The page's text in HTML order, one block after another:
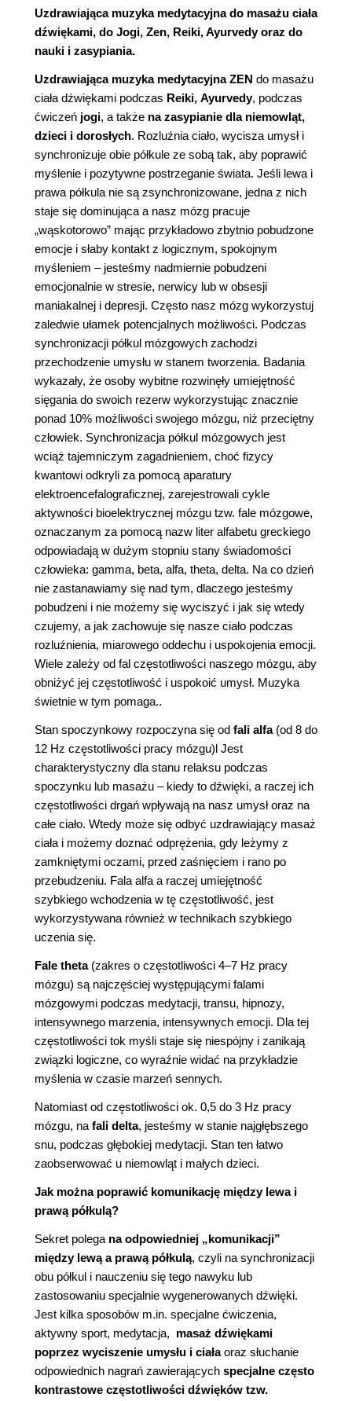
Uzdrawiająca muzyka medytacyjna do masażu ciała
dźwiękami, do Jogi, Zen, Reiki, Ayurvedy oraz do
nauki i zasypiania.
Uzdrawiająca muzyka medytacyjna ZEN do masażu
ciała dźwiękami podczas Reiki, Ayurvedy, podczas
ćwiczeń jogi, a także na zasypianie dla niemowląt,
dzieci i dorosłych. Rozluźnia ciało, wycisza umysł i
synchronizuje obie półkule ze sobą tak, aby poprawić
myślenie i pozytywne postrzeganie świata. Jeśli lewa i
prawa półkula nie są zsynchronizowane, jedna z nich
staje się dominująca a nasz mózg pracuje
„wąskotorowo” mając przykładowo zbytnio pobudzone
emocje i słaby kontakt z logicznym, spokojnym
myśleniem – jesteśmy nadmiernie pobudzeni
emocjonalnie w stresie, nerwicy lub w obsesji
maniakalnej i depresji. Często nasz mózg wykorzystuj
zaledwie ułamek potencjalnych możliwości. Podczas
synchronizacji półkul mózgowych zachodzi
przechodzenie umysłu w stanem tworzenia. Badania
wykazały, że osoby wybitne rozwinęły umiejętność
sięgania do swoich rezerw wykorzystując znacznie
ponad 10% możliwości swojego mózgu, niż przeciętny
człowiek. Synchronizacja półkul mózgowych jest
wciąż tajemniczym zagadnieniem, choć fizycy
kwantowi odkryli za pomocą aparatury
elektroencefalograficznej, zarejestrowali cykle
aktywności bioelektrycznej mózgu tzw. fale mózgowe,
oznaczanym za pomocą nazw liter alfabetu greckiego
odpowiadają w dużym stopniu stany świadomości
człowieka: gamma, beta, alfa, theta, delta. Na co dzień
nie zastanawiamy się nad tym, dlaczego jesteśmy
pobudzeni i nie możemy się wyciszyć i jak się wtedy
czujemy, a jak zachowuje się nasze ciało podczas
rozluźnienia, miarowego oddechu i uspokojenia emocji.
Wiele zależy od fal częstotliwości naszego mózgu, aby
obniżyć jej częstotliwość i uspokoić umysł. Muzyka
świetnie w tym pomaga..
Stan spoczynkowy rozpoczyna się od fali alfa(od 8 do
12 Hz częstotliwości pracy mózgu)l Jest
charakterystyczny dla stanu relaksu podczas
spoczynku lub masażu – kiedy to dźwięki, a raczej ich
częstotliwości drgań wpływają na nasz umysł oraz na
całe ciało. Wtedy może się odbyć uzdrawiający masaż
ciała i możemy doznać odprężenia, gdy leżymy z
zamkniętymi oczami, przed zaśnięciem i rano po
przebudzeniu. Fala alfa a raczej umiejętność
szybkiego wchodzenia w tę częstotliwość, jest
wykorzystywana również w technikach szybkiego
uczenia się.
Fale theta(zakres o częstotliwości 4–7 Hz pracy
mózgu) są najczęściej występującymi falami
mózgowymi podczas medytacji, transu, hipnozy,
intensywnego marzenia, intensywnych emocji. Dla tej
częstotliwości tok myśli staje się niespójny i zanikają
związki logiczne, co wyraźnie widać na przykładzie
myślenia w czasie marzeń sennych.
Natomiast od częstotliwości ok. 0,5 do 3 Hz pracy
mózgu, na fali delta, jesteśmy w stanie najgłębszego
snu, podczas głębokiej medytacji. Stan ten łatwo
zaobserwować u niemowląt i małych dzieci.
Jak można poprawić komunikację między lewa i
prawą półkulą?
Sekret polega na odpowiedniej „komunikacji”
między lewą a prawą półkulą, czyli na synchronizacji
obu półkul i nauczeniu się tego nawyku lub
zastosowaniu specjalnie wygenerowanych dźwięki.
Jest kilka sposobów m.in. specjalne ćwiczenia,
aktywny sport, medytacja, masaż dźwiękami
poprzez wyciszenie umysłu i ciałaoraz słuchanie
odpowiednich nagrań zawierających specjalne często
kontrastowe częstotliwości dźwięków tzw.